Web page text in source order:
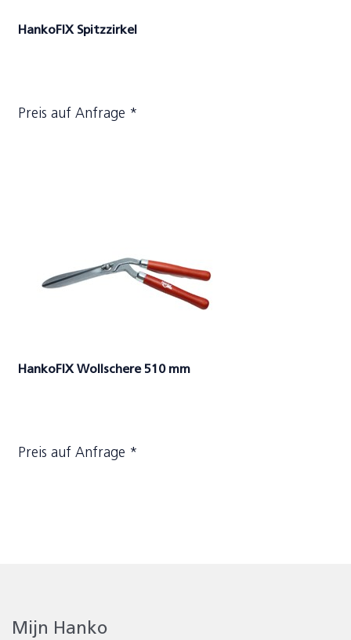
HankoFIX Spitzzirkel
Preis auf Anfrage *
HankoFIX Wollschere 510 mm
Preis auf Anfrage *
Mijn Hanko